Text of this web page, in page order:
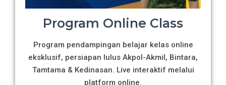
Program Online Class
Program pendampingan belajar kelas online
eksklusif, persiapan lulus Akpol-Akmil, Bintara,
Tamtama & Kedinasan. Live interaktif melalui
platform online.